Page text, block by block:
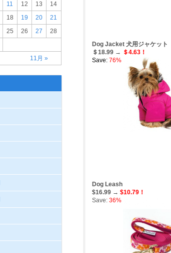
11月 »
11 12 13
14
18 19 20
21
25 26 27
28
Dog Jacket 犬用ジャケット
＄18.99 → ＄4.63！
Save: 76%
Dog Leash
$16.99 → $10.79！
Save: 36%